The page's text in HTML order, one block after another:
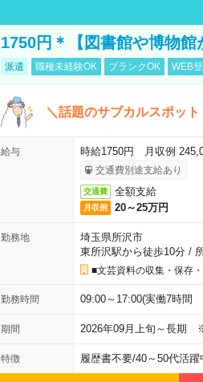
1750円＊【図書館や博物
派遣 職種未経験OK ブランクOK WEB
＼話題のサブカルスポッ
給与 時給1750円 月収例
交通費別途支給あり
交通費 全額支給
月収例 20～25万円
勤務地
埼玉県所沢市
東所沢駅から徒歩10分/
■文芸資料の収集・保存
勤務時間 09:00～17:00(実働7時間
期間 2026年09月上旬～長期
特徴 履歴書不要/40～50代活躍